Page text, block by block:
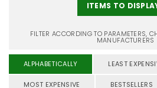
ITEMS TO
FILTER ACCORDING TO PARAMETERS,
MANUFACTURERS
ALPHABETICALLY LEAST
MOST EXPENSIVE BESTSELLERS